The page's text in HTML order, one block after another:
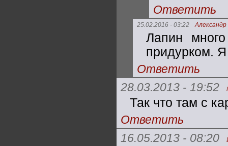
Ответить
25.02.2016 - 03:22 Александр
Лапин
придурком.
Ответить
28.03.2013 - 19:52
Так что там с
Ответить
16.05.2013 - 08:20